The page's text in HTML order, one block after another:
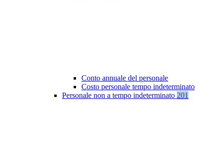
Conto annuale del personale
Costo personale tempo indeterminato
Personale non a tempo indeterminato 201